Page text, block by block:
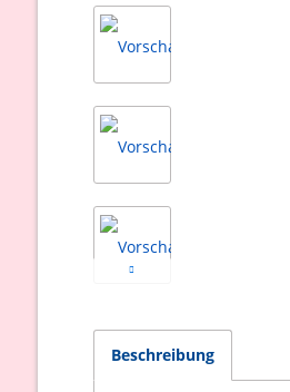
Beschreibung